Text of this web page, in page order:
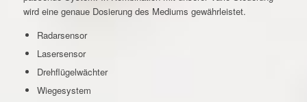
wird eine genaue Dosierung des Mediums gewährleistet.
Radarsensor
Lasersensor
Drehflügelwächter
Wiegesystem